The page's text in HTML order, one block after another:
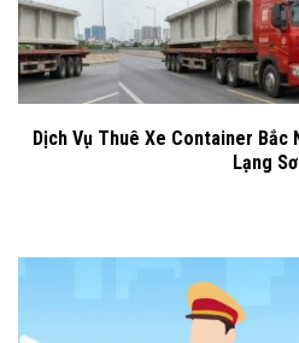
Dịch Vụ Thuê Xe Container Bắc
Lạng